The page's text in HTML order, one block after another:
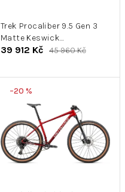
Trek Procaliber 9.5 Gen 3
Matte Keswick
Green/Mercury 2026
39 912 Kč 45 960 Kč
–20 %